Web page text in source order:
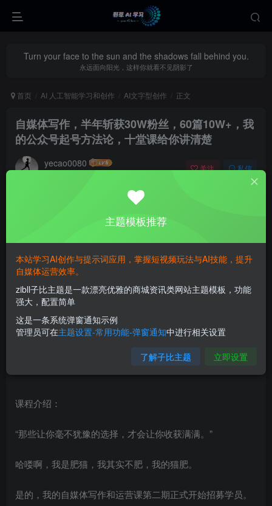
Turn your face to the sun and the shadows fall behind you.
永远面向阳光，这样你就看不见阴影了
首页 AI 人工智能学习和创作 AI文字型创作 正文
自媒体写作，半年斩获30W粉丝，60篇10W+，我
的公众号起号方法论，十堂课给你讲清楚
yecao0080 关注 私信
课程介绍：
“那些让你毫不犹豫的选择，才会让你收获满满。”
哈喽啊，我是肥猫，我其实不肥，我的猫肥。
是的，我的自媒体写作和运营课第二期正式开始招募学员。
主题模板推荐
本站学习AI创作与提示词应用，掌握短视频玩法与AI技能，提升
自媒体运营效率。
zibll子比主题是一款漂亮优雅的商城资讯类网站主题模板，功能
强大，配置简单
这是一条系统弹窗通知示例
管理员可在主题设置-常用功能-弹窗通知中进行相关设置
了解子比主题 立即设置